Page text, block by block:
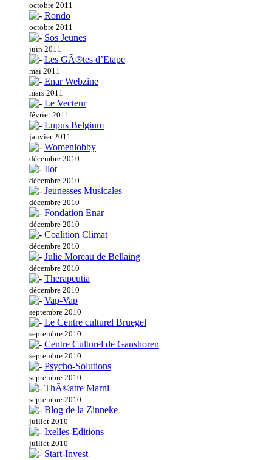
octobre 2011
Rondo
octobre 2011
Sos Jeunes
juin 2011
Les GÃ®tes d’Etape
mai 2011
Enar Webzine
mars 2011
Le Vecteur
février 2011
Lupus Belgium
janvier 2011
Womenlobby
décembre 2010
Ilot
décembre 2010
Jeunesses Musicales
décembre 2010
Fondation Enar
décembre 2010
Coalition Climat
décembre 2010
Julie Moreau de Bellaing
décembre 2010
Therapeutia
décembre 2010
Vap-Vap
septembre 2010
Le Centre culturel Bruegel
septembre 2010
Centre Culturel de Ganshoren
septembre 2010
Psycho-Solutions
septembre 2010
ThÃ©atre Marni
septembre 2010
Blog de la Zinneke
juillet 2010
Ixelles-Editions
juillet 2010
Start-Invest